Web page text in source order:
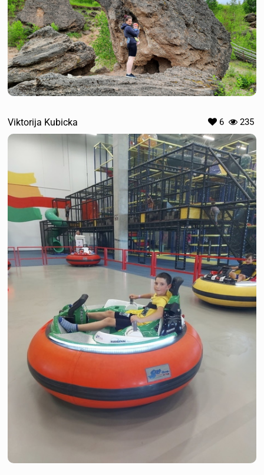
Viktorija Kubicka 6 235